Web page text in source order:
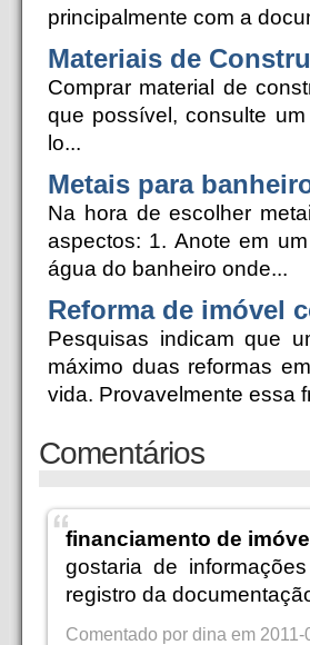
principalmente com a
Materiais de
Comprar material de
que possível, consulte
lo...
Metais para
Na hora de escolher
aspectos: 1. Anote em
água do banheiro onde...
Reforma de imóvel
Pesquisas indicam que
máximo duas reformas
vida. Provavelmente essa
Comentários
financiamento de
gostaria de
registro da
Comentado por dina em